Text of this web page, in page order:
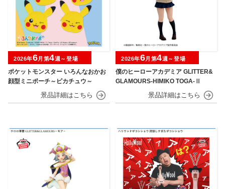
ポケットモンスター いろんなおかお
顔型ミニポーチ～ピカチュウ～
2026年6月第4週～登場
僕のヒーローアカデミア GLITTER&
GLAMOURS-HIMIKO TOGA-Ⅱ
2026年6月第4週～登場